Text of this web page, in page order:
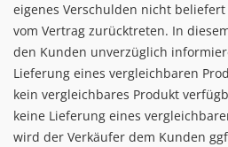
eigenes Verschulden nicht
vom Vertrag zurücktreten. In
den Kunden unverzüglich
Lieferung eines vergleichbaren
kein vergleichbares Produkt
keine Lieferung eines
wird der Verkäufer dem Kunden